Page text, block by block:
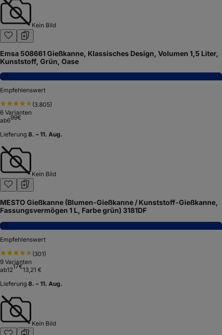
Kein Bild
Emsa 508661 Gießkanne, Klassisches Design, Volumen 1,5 Liter,
Kunststoff, Grün, Oase
7,8
Empfehlenswert
(3.805)
6 Varianten
ab699€
Lieferung 8. – 11. Aug.
Kein Bild
MESTO Gießkanne (Blumen-Gießkanne / Kunststoff-Gießkanne,
Fassungsvermögen 1 L, Farbe grün) 3181DF
7,9
Empfehlenswert
(301)
9 Varianten
ab1217€13,21 €
Lieferung 8. – 11. Aug.
Kein Bild